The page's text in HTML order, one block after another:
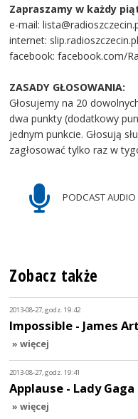
Zapraszamy w każdy
e-mail:
internet: slip.radioszczecin.pl
facebook: facebook.com/
ZASADY GŁOSOWANIA:
Głosujemy na 20
dwa punkty (dodatkowy
jednym punkcie. Głosują
zagłosować tylko raz w
PODCAST AUDIO
Zobacz także
2013-08-27, godz. 19:42
Impossible - James
» więcej
2013-08-27, godz. 19:41
Applause - Lady Gaga
» więcej